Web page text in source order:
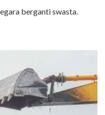
berganti swasta.